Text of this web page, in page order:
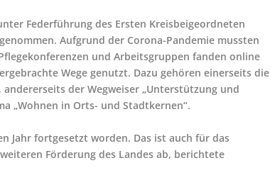
Federführung des Ersten Kreisbeigeordneten
Aufgrund der Corona-Pandemie mussten
und Arbeitsgruppen fanden online
Wege genutzt. Dazu gehören einerseits die
der Wegweiser „Unterstützung und
„Wohnen in Orts- und Stadtkernen“.
Jahr fortgesetzt worden. Das ist auch für das
Förderung des Landes ab, berichtete